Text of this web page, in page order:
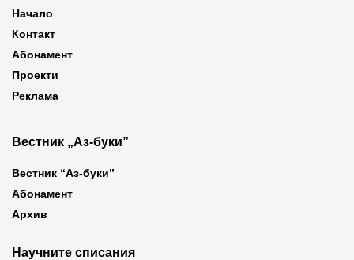
Начало
Контакт
Абонамент
Проекти
Реклама
Вестник „Аз-буки”
Вестник “Аз-буки”
Абонамент
Архив
Научните списания